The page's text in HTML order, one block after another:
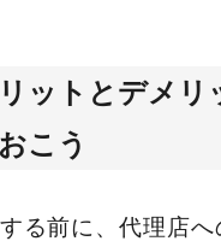
ットとデメリ
こう
る前に、代理店へ